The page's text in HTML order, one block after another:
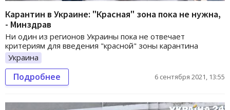
Карантин в Украине: "Красная" зона пока не нужна,
- Минздрав
Ни один из регионов Украины пока не отвечает
критериям для введения "красной" зоны карантина
Украина
Подробнее 6 сентября 2021, 13:55